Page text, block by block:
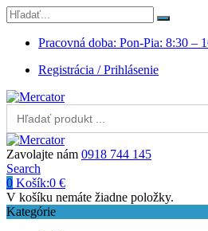
Pracovná doba: Pon-Pia: 8:30 –
Registrácia / Prihlásenie
Search
for:
Zavolajte nám 0918 744 145
Search
0 Košík:0 €
V košíku nemáte žiadne položky.
Kategórie